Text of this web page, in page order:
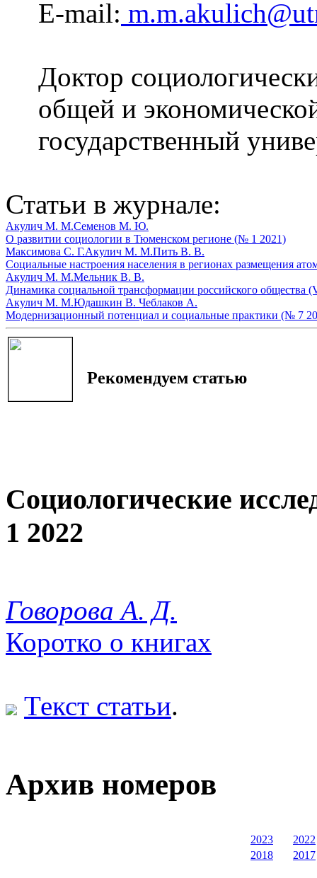
E-mail:
Доктор
общей и
государственный
Статьи в журнале:
Акулич М. М.Семенов М. Ю.
О развитии социологии в Тюменском регионе (№ 1 2021)
Максимова С. Г.Акулич М. М.Пить В. В.
Социальные настроения населения в регионах размещения
Акулич М. М.Мельник В. В.
Динамика социальной трансформации российского
Акулич М. М.Юдашкин В. Чеблаков А.
Модернизационный потенциал и социальные практики (№ 7
Рекомендуем статью
Социологические
1 2022
Говорова А. Д.
Коротко о книгах
Текст статьи.
Архив номеров
2023
2022
2018
2017